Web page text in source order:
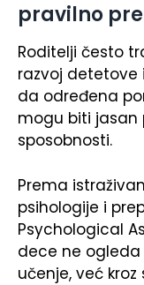
pravilno
Roditelji često
razvoj detetove
da određena
mogu biti jasan
sposobnosti.
Prema
psihologije i
Psychological
dece ne ogleda
učenje, već